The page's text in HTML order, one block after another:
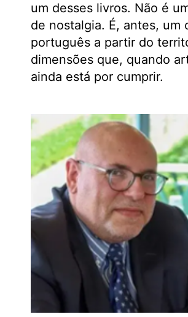
um desses livros. Não é
de nostalgia. É, antes,
português a partir do
dimensões que, quando
ainda está por cumprir.